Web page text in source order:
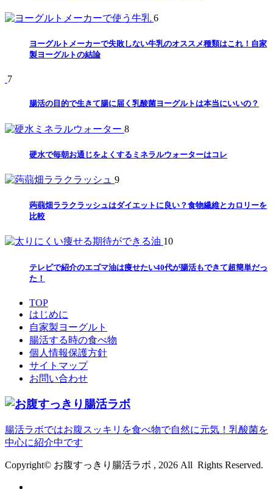
6
ヨーグルトメーカーで失敗しない牛乳のオススメ種類はこれ！自家
製ヨーグルトの結論
7
腸活の目的で生きて腸に届く乳酸菌ヨーグルトは本当にいいの？
8
硬水で毎朝お通じをよくするミネラルウォーターはコレ
9
蒟蒻畑ララクラッシュはダイエットに良い？食物繊維とカロリーを
比較
10
テレビで紹介のエゴマ油は痩せたい40代が腸活もできて超簡単だっ
た！
TOP
はじめに
自家製ヨーグルト
腸活する時の食べ物
個人情報保護方針
サイトマップ
お問い合わせ
腸活ラボではお腹スッキリを食べ物で自然に元気！乳酸菌を
中心に紹介中です
Copyright© お腹すっきり腸活ラボ , 2026 All Rights Reserved.